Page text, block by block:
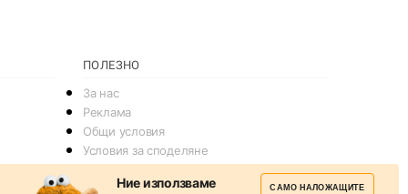
ПОЛЕЗНО
За нас
Реклама
Общи условия
Условия за споделяне
Политика на Бисквитките
Ние използваме САМО НАЛОЖАЩИТЕ